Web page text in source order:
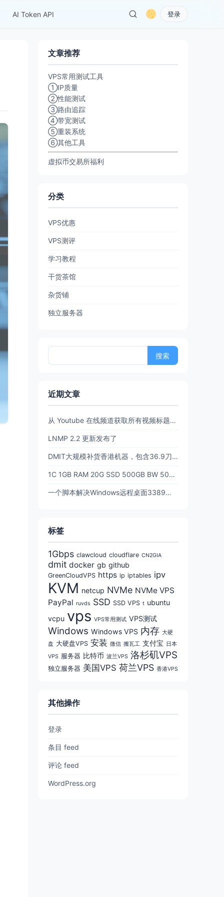
AI Token API 登录
文章推荐
VPS常用测试工具
①IP质量
②性能测试
③路由追踪
④带宽测试
⑤重装系统
⑥其他工具
虚拟币交易所福利
分类
VPS优惠
VPS测评
学习教程
干货茶馆
杂货铺
独立服务器
近期文章
从 Youtube 在线频道获取所有视频标题和链接 (URL)【20260702亲测有效】
LNMP 2.2 更新发布了
DMIT大规模补货香港机器，包含36.9刀的t1年付香港！！
1C 1GB RAM 20G SSD 500GB BW 500Mbps 三网CN2GIA回程优化线路 $39.9/年 - DMIT
一个脚本解决Windows远程桌面3389端口更改，防止被扫描，提高安全性(含防火墙放行)
标签
1Gbps clawcloud cloudflare CN2GIA
dmit docker gb github
GreenCloudVPS https ip iptables ipv
KVM netcup NVMe NVMe VPS
PayPal ruvds SSD SSD VPS t ubuntu
vcpu vps VPS常用测试 VPS测试
Windows Windows VPS 内存 大硬
盘 大硬盘VPS 安装 微信 搬瓦工 支付宝 日本
VPS 服务器 比特币 波兰VPS 洛杉矶VPS
独立服务器 美国VPS 荷兰VPS 香港VPS
其他操作
登录
条目 feed
评论 feed
WordPress.org